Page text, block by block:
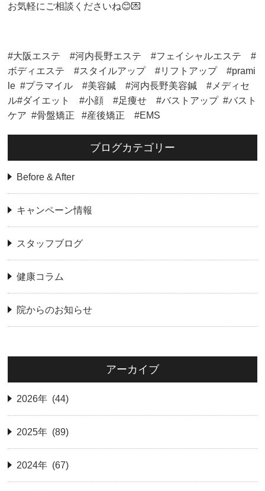
お気軽にご相談くださいね😊💌
#大阪エステ #河内長野エステ #フェイシャルエステ #
ボディエステ #スタイルアップ #リフトアップ #prami
le #プラマイル #美容鍼 #河内長野美容鍼 #メディセ
ル#ダイエット #小顔 #足痩せ #バストアップ #バスト
ケア #骨盤矯正 #産後矯正 #EMS
ブログカテゴリー
Before & After
キャンペーン情報
スタッフブログ
健康コラム
院からのお知らせ
アーカイブ
2026年 (44)
2025年 (89)
2024年 (67)